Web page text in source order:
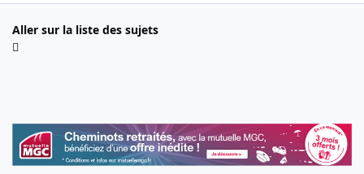
Aller sur la liste des sujets